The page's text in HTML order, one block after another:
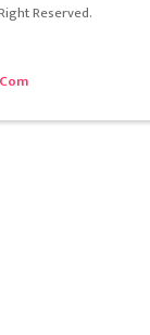
Reserved.